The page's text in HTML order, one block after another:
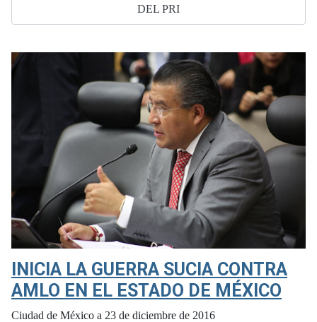
DEL PRI
INICIA LA GUERRA SUCIA CONTRA
AMLO EN EL ESTADO DE MÉXICO
Ciudad de México a 23 de diciembre de 2016